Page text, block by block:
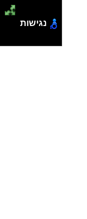
נגישות